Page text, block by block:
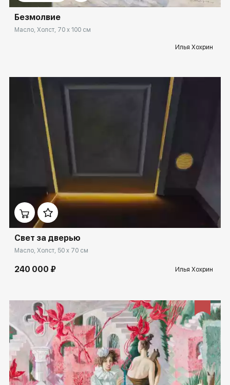
Безмолвие
Масло, Холст, 70 x 100 см
Илья Хохрин
spb.rakovgallery.ru
Свет за дверью
Масло, Холст, 50 x 70 см
240 000 ₽ Илья Хохрин